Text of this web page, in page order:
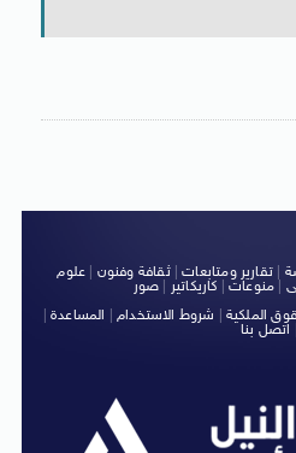
|تقارير ومتابعات|ثقافة وفنون
علوم
منوعات كاريكاتير صور
الملكية شروط الاستخدام| المساعدة|
اتصل بنا